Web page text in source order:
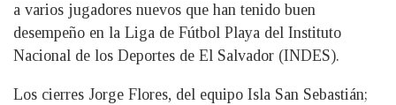
a varios jugadores nuevos que han tenido buen
desempeño en la Liga de Fútbol Playa del Instituto
Nacional de los Deportes de El Salvador (INDES).
Los cierres Jorge Flores, del equipo Isla San Sebastián;